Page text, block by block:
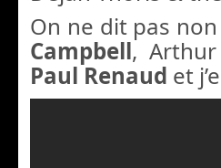
On ne dit pas
Campbell, Arthur
Paul Renaud et